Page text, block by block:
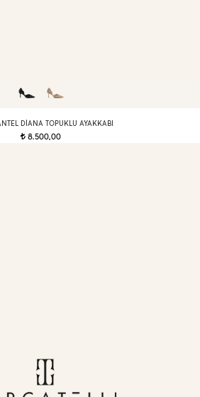
DIANA TOPUKLU AYAKKABI
t8.500,00